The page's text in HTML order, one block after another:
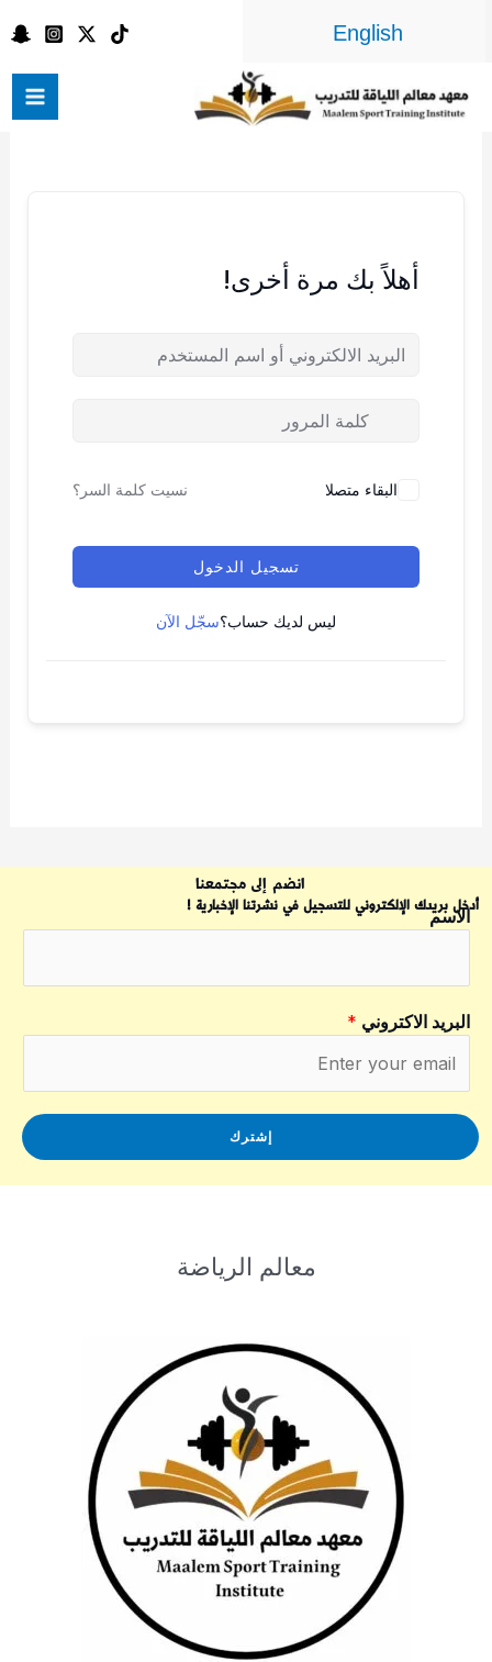
English
أهلاً بك مرة أخرى!
البقاء متصلا نسيت كلمة السر؟
تسجيل الدخول
ليس لديك حساب؟سجّل الآن
انضم إلى مجتمعنا
أدخل بريدك الإلكتروني للتسجيل في نشرتنا الإخبارية !
الاسم
البريد الاكتروني *
إشترك
معالم الرياضة